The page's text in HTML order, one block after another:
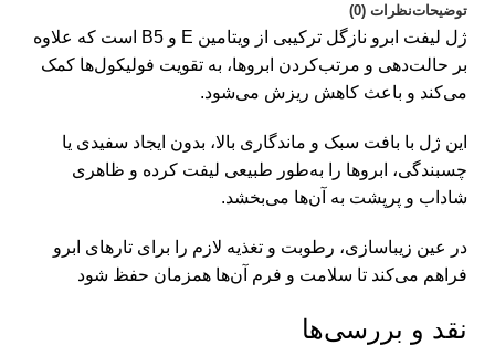
توضیحاتنظرات (0)
ژل لیفت ابرو نازگل ترکیبی از ویتامین E و B5 است که علاوه
بر حالت‌دهی و مرتب‌کردن ابروها، به تقویت فولیکول‌ها کمک
می‌کند و باعث کاهش ریزش می‌شود.
این ژل با بافت سبک و ماندگاری بالا، بدون ایجاد سفیدی یا
چسبندگی، ابروها را به‌طور طبیعی لیفت کرده و ظاهری
شاداب و پرپشت به آن‌ها می‌بخشد.
در عین زیباسازی، رطوبت و تغذیه لازم را برای تارهای ابرو
فراهم می‌کند تا سلامت و فرم آن‌ها همزمان حفظ شود
نقد و بررسی‌ها